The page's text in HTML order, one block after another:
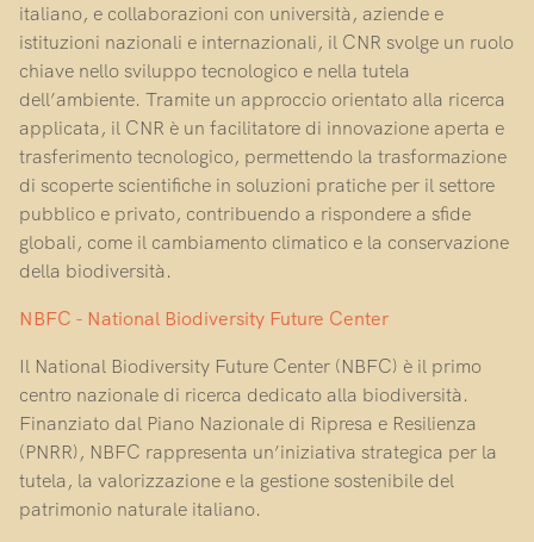
italiano, e collaborazioni con università, aziende e
istituzioni nazionali e internazionali, il CNR svolge un ruolo
chiave nello sviluppo tecnologico e nella tutela
dell’ambiente. Tramite un approccio orientato alla ricerca
applicata, il CNR è un facilitatore di innovazione aperta e
trasferimento tecnologico, permettendo la trasformazione
di scoperte scientifiche in soluzioni pratiche per il settore
pubblico e privato, contribuendo a rispondere a sfide
globali, come il cambiamento climatico e la conservazione
della biodiversità.
NBFC - National Biodiversity Future Center
Il National Biodiversity Future Center (NBFC) è il primo
centro nazionale di ricerca dedicato alla biodiversità.
Finanziato dal Piano Nazionale di Ripresa e Resilienza
(PNRR), NBFC rappresenta un’iniziativa strategica per la
tutela, la valorizzazione e la gestione sostenibile del
patrimonio naturale italiano.